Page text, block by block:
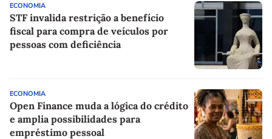
ECONOMIA
STF invalida restrição a benefício
fiscal para compra de veículos por
pessoas com deficiência
ECONOMIA
Open Finance muda a lógica do crédito
e amplia possibilidades para
empréstimo pessoal